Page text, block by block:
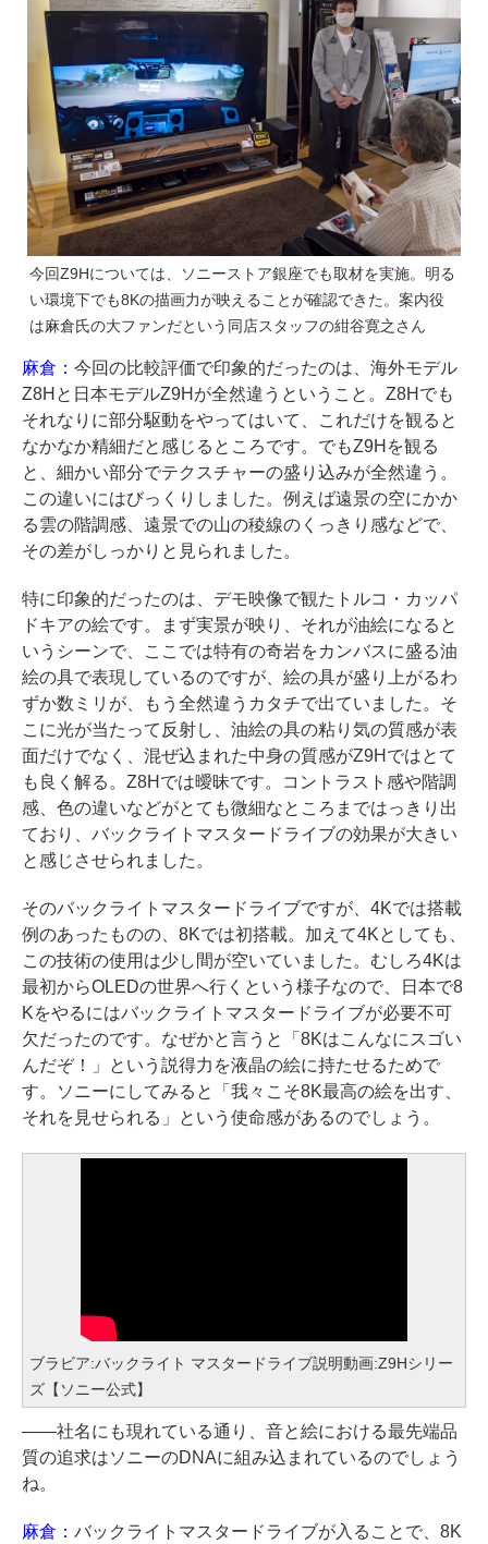
今回Z9Hについては、ソニーストア銀座でも取材を実施。明る
い環境下でも8Kの描画力が映えることが確認できた。案内役
は麻倉氏の大ファンだという同店スタッフの紺谷寛之さん
麻倉： 今回の比較評価で印象的だったのは、海外モデル
Z8Hと日本モデルZ9Hが全然違うということ。Z8Hでも
それなりに部分駆動をやってはいて、これだけを観ると
なかなか精細だと感じるところです。でもZ9Hを観る
と、細かい部分でテクスチャーの盛り込みが全然違う。
この違いにはびっくりしました。例えば遠景の空にかか
る雲の階調感、遠景での山の稜線のくっきり感などで、
その差がしっかりと見られました。
特に印象的だったのは、デモ映像で観たトルコ・カッパ
ドキアの絵です。まず実景が映り、それが油絵になると
いうシーンで、ここでは特有の奇岩をカンバスに盛る油
絵の具で表現しているのですが、絵の具が盛り上がるわ
ずか数ミリが、もう全然違うカタチで出ていました。そ
こに光が当たって反射し、油絵の具の粘り気の質感が表
面だけでなく、混ぜ込まれた中身の質感がZ9Hではとて
も良く解る。Z8Hでは曖昧です。コントラスト感や階調
感、色の違いなどがとても微細なところまではっきり出
ており、バックライトマスタードライブの効果が大きい
と感じさせられました。
そのバックライトマスタードライブですが、4Kでは搭載
例のあったものの、8Kでは初搭載。加えて4Kとしても、
この技術の使用は少し間が空いていました。むしろ4Kは
最初からOLEDの世界へ行くという様子なので、日本で8
Kをやるにはバックライトマスタードライブが必要不可
欠だったのです。なぜかと言うと「8Kはこんなにスゴい
んだぞ！」という説得力を液晶の絵に持たせるためで
す。ソニーにしてみると「我々こそ8K最高の絵を出す、
それを見せられる」という使命感があるのでしょう。
ブラビア:バックライト マスタードライブ説明動画:Z9Hシリー
ズ【ソニー公式】
――社名にも現れている通り、音と絵における最先端品
質の追求はソニーのDNAに組み込まれているのでしょう
ね。
麻倉： バックライトマスタードライブが入ることで、8K